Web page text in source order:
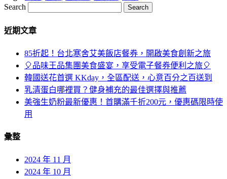
Search
近期文章
85折起！台北寒舍艾美飯店餐券，開啟美食創新之旅
🎈品味王品集團美食盛宴，享受電子餐券便利之旅🎈
韓國送花首選 KKday，全區配送，心意百分之百送到
乳清蛋白哪裡買？健身補充的最佳選擇與推薦
美強生奶粉最新優惠！首購滿千折200元，優惠碼限時使
用
彙整
2024 年 11 月
2024 年 10 月